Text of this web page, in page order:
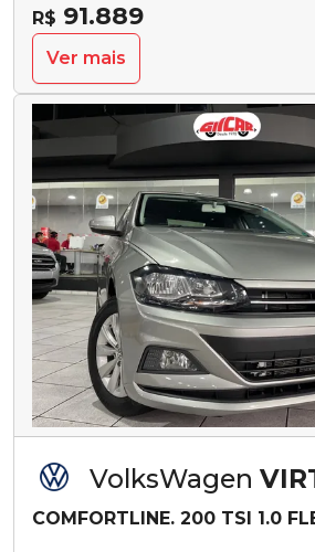
R$ 91.889
Ver mais
VolksWagen
COMFORTLINE. 200 TSI 1.0